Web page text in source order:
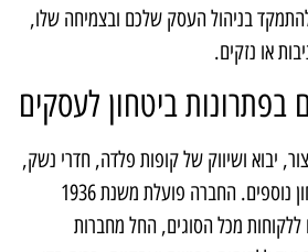
בניהול העסק שלכם ובצמיחה שלו,
או נזקים.
בפתרונות ביטחון לעסקים
יבוא ושיווק של קופות פלדה, חדרי נשק,
דלתות פלדה ופתרונות ביטחון נוספים. החברה פועלת משנת 1936
ללקוחות מכל הסוגים, החל מחברות